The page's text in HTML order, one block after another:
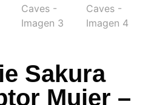
Sakura
Mujer –